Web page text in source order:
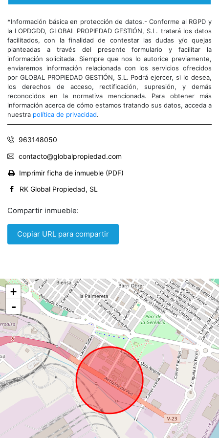
*Información básica en protección de datos.- Conforme al RGPD y
la LOPDGDD, GLOBAL PROPIEDAD GESTIÓN, S.L. tratará los datos
facilitados, con la finalidad de contestar las dudas y/o quejas
planteadas a través del presente formulario y facilitar la
información solicitada. Siempre que nos lo autorice previamente,
enviaremos información relacionada con los servicios ofrecidos
por GLOBAL PROPIEDAD GESTIÓN, S.L. Podrá ejercer, si lo desea,
los derechos de acceso, rectificación, supresión, y demás
reconocidos en la normativa mencionada. Para obtener más
información acerca de cómo estamos tratando sus datos, acceda a
nuestra política de privacidad.
963148050
contacto@globalpropiedad.com
Imprimir ficha de inmueble (PDF)
RK Global Propiedad, SL
Compartir inmueble:
Copiar URL para compartir
+
-